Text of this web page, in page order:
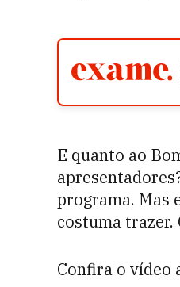
E quanto ao
programa. Mas
costuma trazer.
Confira o vídeo